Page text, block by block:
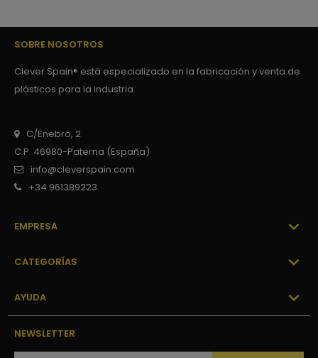
SOBRE NOSOTROS
Clever Spain® está especializado en la fabricación y venta de
plásticos para la industria.
C/Enebro, 2
C.P. 46980-Paterna (España)
info@cleverspain.com
+34 961389223
EMPRESA 
CATEGORÍAS 
AYUDA 
NEWSLETTER